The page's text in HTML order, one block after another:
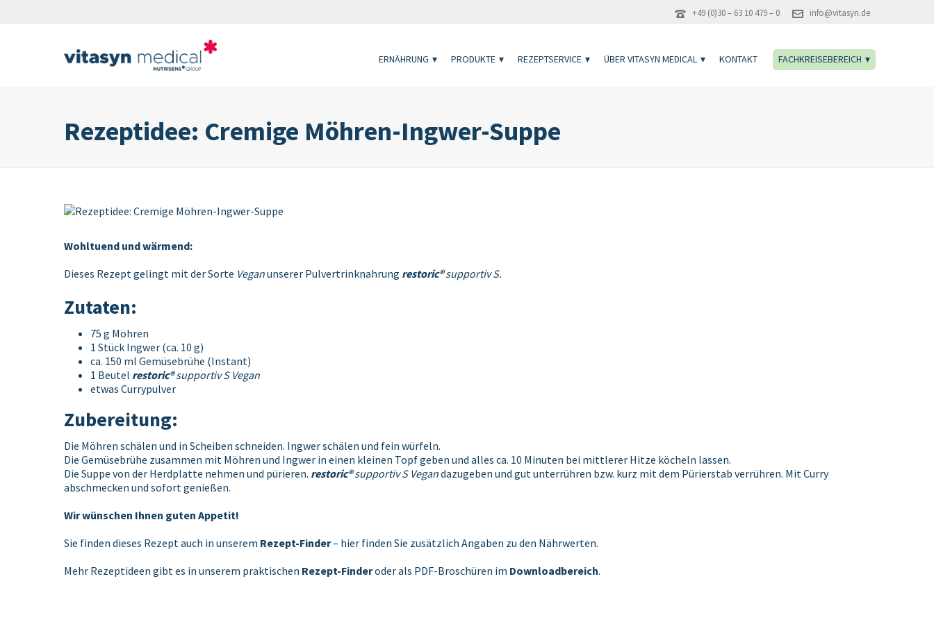
+49 (0)30 – 63 10 479 – 0 info@vitasyn.de
ERNÄHRUNG PRODUKTE REZEPTSERVICE ÜBER VITASYN MEDICAL KONTAKT FACHKREISEBEREICH
Rezeptidee: Cremige Möhren-Ingwer-Suppe
Wohltuend und wärmend:
Dieses Rezept gelingt mit der Sorte Veganunserer Pulvertrinknahrung restoric®supportiv S.
Zutaten:
75 g Möhren
1 Stück Ingwer (ca. 10 g)
ca. 150 ml Gemüsebrühe (Instant)
1 Beutel restoric®supportiv S Vegan
etwas Currypulver
Zubereitung:
Die Möhren schälen und in Scheiben schneiden. Ingwer schälen und fein würfeln.
Die Gemüsebrühe zusammen mit Möhren und Ingwer in einen kleinen Topf geben und alles ca. 10 Minuten bei mittlerer Hitze köcheln lassen.
Die Suppe von der Herdplatte nehmen und pürieren. restoric®supportiv S Vegandazugeben und gut unterrühren bzw. kurz mit dem Pürierstab verrühren. Mit Curry
abschmecken und sofort genießen.
Wir wünschen Ihnen guten Appetit!
Sie finden dieses Rezept auch in unserem Rezept-Finder– hier finden Sie zusätzlich Angaben zu den Nährwerten.
Mehr Rezeptideen gibt es in unserem praktischen Rezept-Finderoder als PDF-Broschüren im Downloadbereich.